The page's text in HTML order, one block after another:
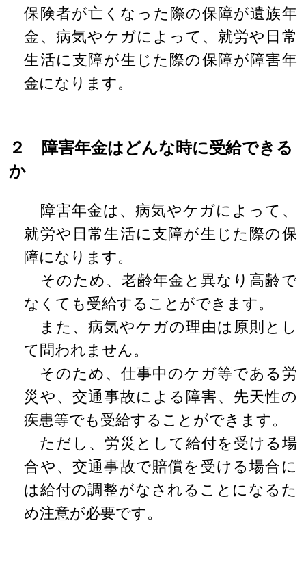
保険者が亡くなった際の保障が遺族年
金、病気やケガによって、就労や日常
生活に支障が生じた際の保障が障害年
金になります。
２ 障害年金はどんな時に受給できる
か
障害年金は、病気やケガによって、
就労や日常生活に支障が生じた際の保
障になります。
そのため、老齢年金と異なり高齢で
なくても受給することができます。
また、病気やケガの理由は原則とし
て問われません。
そのため、仕事中のケガ等である労
災や、交通事故による障害、先天性の
疾患等でも受給することができます。
ただし、労災として給付を受ける場
合や、交通事故で賠償を受ける場合に
は給付の調整がなされることになるた
め注意が必要です。